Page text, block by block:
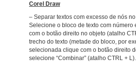
Corel Draw
– Separar textos com excesso de nós
Selecione o bloco de texto com número
com o botão direito no objeto (atalho
trecho do texto (metade do bloco, por
selecionada clique com o botão direito
selecione “Combinar” (atalho CTRL + L).